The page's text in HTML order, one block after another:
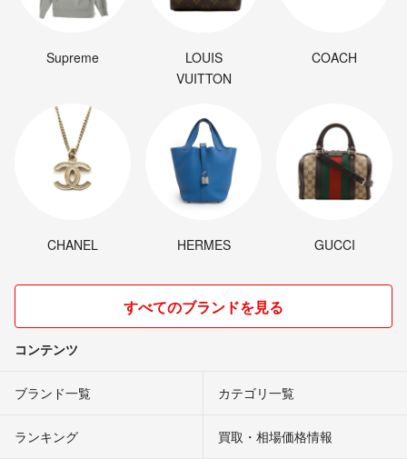
Supreme
LOUIS
VUITTON
COACH
CHANEL HERMES GUCCI
すべてのブランドを見る
コンテンツ
ブランド一覧 カテゴリ一覧
ランキング 買取・相場価格情報